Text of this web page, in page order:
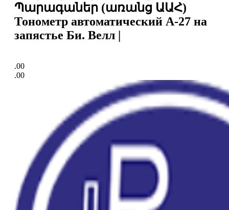
Պարագաներ (առանց ԱԱՀ)
Тонометр автоматический A-27 на
запястье Би. Велл |
.00
.00